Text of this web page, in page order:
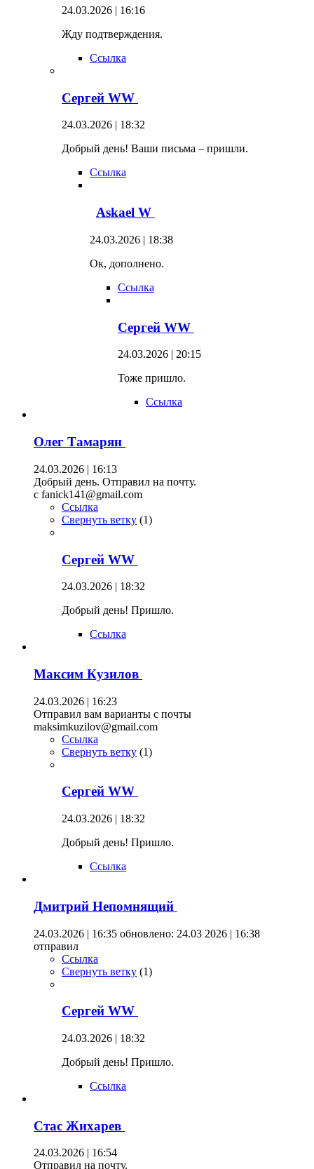
24.03.2026 | 16:16
Жду подтверждения.
Ссылка
Сергей WW
24.03.2026 | 18:32
Добрый день! Ваши письма – пришли.
Ссылка
Askael W
24.03.2026 | 18:38
Ок, дополнено.
Ссылка
Сергей WW
24.03.2026 | 20:15
Тоже пришло.
Ссылка
Олег Тамарян
24.03.2026 | 16:13
Добрый день. Отправил на почту.
c fanick141@gmail.com
Ссылка
Свернуть ветку (1)
Сергей WW
24.03.2026 | 18:32
Добрый день! Пришло.
Ссылка
Максим Кузилов
24.03.2026 | 16:23
Отправил вам варианты с почты
maksimkuzilov@gmail.com
Ссылка
Свернуть ветку (1)
Сергей WW
24.03.2026 | 18:32
Добрый день! Пришло.
Ссылка
Дмитрий Непомнящий
24.03.2026 | 16:35 обновлено: 24.03 2026 | 16:38
отправил
Ссылка
Свернуть ветку (1)
Сергей WW
24.03.2026 | 18:32
Добрый день! Пришло.
Ссылка
Стас Жихарев
24.03.2026 | 16:54
Отправил на почту.